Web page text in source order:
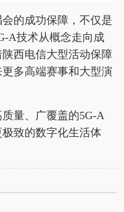
的成功保障，不仅是
A技术从概念走向成
西电信大型活动保障
多高端赛事和大型演
量、广覆盖的5G-A
致的数字化生活体